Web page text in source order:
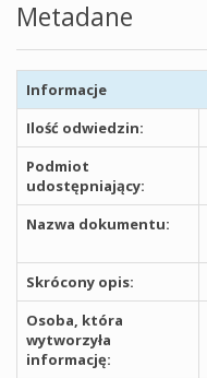
Metadane
Informacje
Ilość odwiedzin:
Podmiot
udostępniający:
Nazwa dokumentu:
Skrócony opis:
Osoba, która
wytworzyła
informację: